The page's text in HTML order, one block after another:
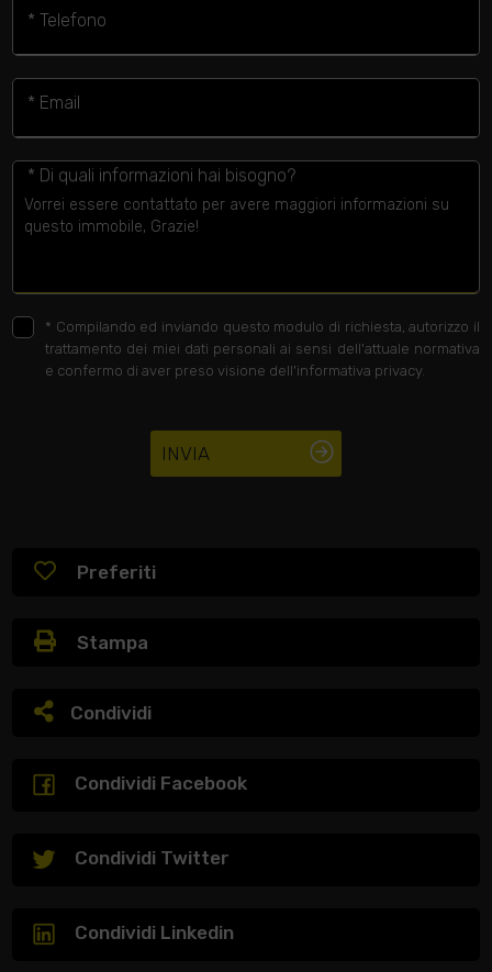
* Telefono
* Email
* Di quali informazioni hai bisogno?
* Compilando ed inviando questo modulo di richiesta, autorizzo il
trattamento dei miei dati personali ai sensi dell'attuale normativa
e confermo di aver preso visione dell'informativa privacy.
INVIA
Preferiti
Stampa
Condividi
Condividi Facebook
Condividi Twitter
Condividi Linkedin